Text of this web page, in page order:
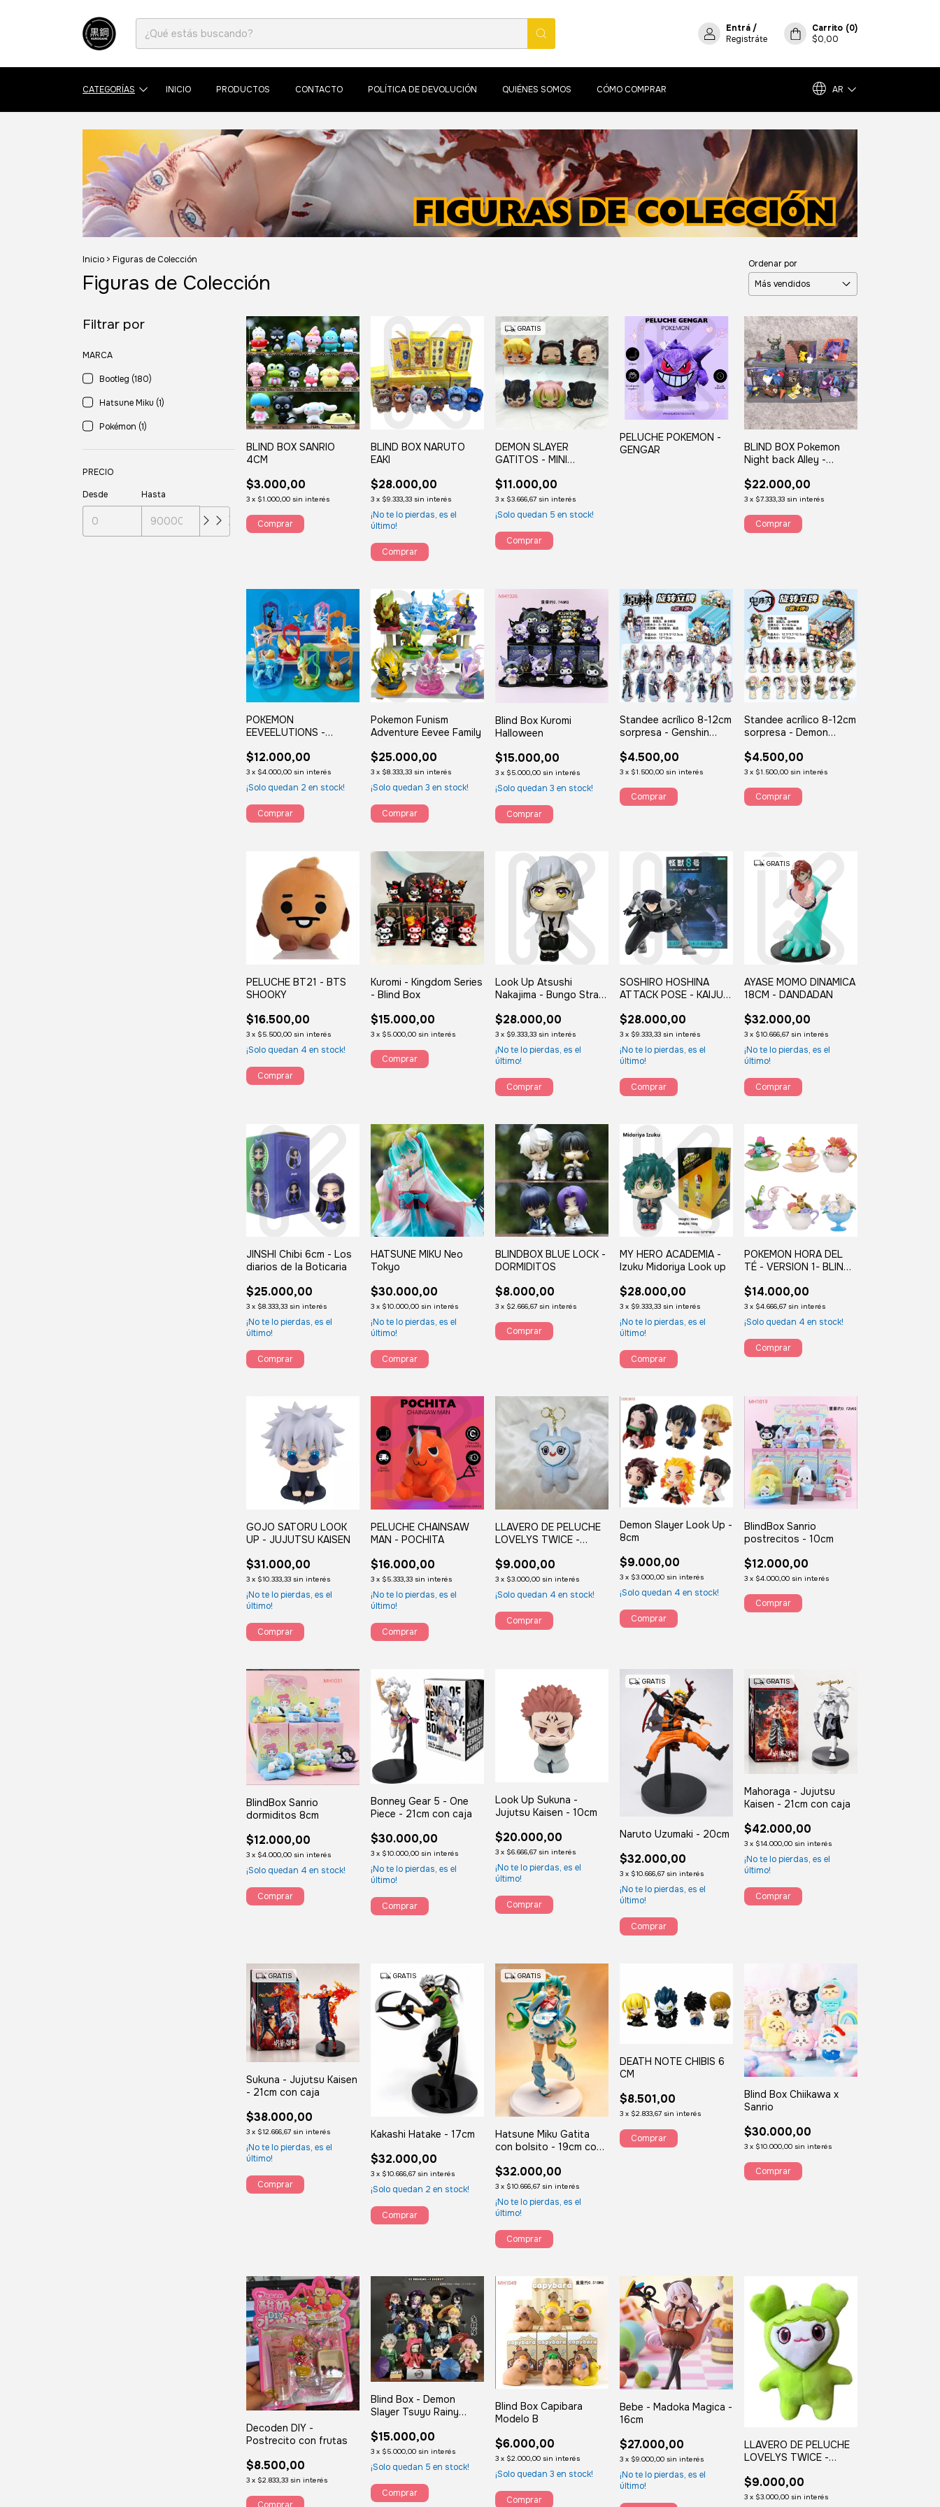
Entrá /
Registráte
Carrito (0)
$0,00
CATEGORÍAS INICIO PRODUCTOS CONTACTO POLÍTICA DE DEVOLUCIÓN QUIÉNES SOMOS CÓMO COMPRAR AR
Inicio > Figuras de Colección
Figuras de Colección
Ordenar por
Filtrar por
MARCA
Bootleg (180)
Hatsune Miku (1)
Pokémon (1)
PRECIO
Desde
Hasta
BLIND BOX SANRIO
4CM
$3.000,00
3 x $1.000,00 sin interés
BLIND BOX NARUTO
EAKI
$28.000,00
3 x $9.333,33 sin interés
¡No te lo pierdas, es el
último!
GRATIS
DEMON SLAYER
GATITOS - MINI
$11.000,00
3 x $3.666,67 sin interés
¡Solo quedan 5 en stock!
PELUCHE POKEMON -
GENGAR
BLIND BOX Pokemon
Night back Alley -
$22.000,00
3 x $7.333,33 sin interés
POKEMON
EEVEELUTIONS -
$12.000,00
3 x $4.000,00 sin interés
¡Solo quedan 2 en stock!
Pokemon Funism
Adventure Eevee Family
$25.000,00
3 x $8.333,33 sin interés
¡Solo quedan3 en stock!
Blind Box Kuromi
Halloween
$15.000,00
3 x $5.000,00 sin interés
¡Solo quedan3 en stock!
Standee acrílico 8-12cm
sorpresa - Genshin
$4.500,00
3 x $1.500,00 sin interés
Standee acrílico 8-12cm
sorpresa - Demon
$4.500,00
3 x $1.500,00 sin interés
PELUCHE BT21 - BTS
SHOOKY
$16.500,00
3 x $5.500,00 sin interés
¡Solo quedan 4 en stock!
Kuromi - Kingdom Series
- Blind Box
$15.000,00
3 x $5.000,00 sin interés
Look Up Atsushi
Nakajima - Bungo Stray
$28.000,00
3 x $9.333,33 sin interés
¡No te lo pierdas, es el
último!
SOSHIRO HOSHINA
ATTACK POSE - KAIJUU
$28.000,00
3 x $9.333,33 sin interés
¡No te lo pierdas, es el
último!
GRATIS
AYASE MOMO DINAMICA
18CM - DANDADAN
$32.000,00
3 x $10.666,67 sin interés
¡No te lo pierdas, es el
último!
JINSHI Chibi 6cm - Los
diarios de la Boticaria
$25.000,00
3 x $8.333,33 sin interés
¡No te lo pierdas, es el
último!
HATSUNE MIKU Neo
Tokyo
$30.000,00
3 x $10.000,00 sin interés
¡No te lo pierdas, es el
último!
BLINDBOX BLUE LOCK -
DORMIDITOS
$8.000,00
3 x $2.666,67 sin interés
MY HERO ACADEMIA -
Izuku Midoriya Look up
$28.000,00
3 x $9.333,33 sin interés
¡No te lo pierdas, es el
último!
POKEMON HORA DEL
TÉ - VERSION 1- BLIND
$14.000,00
3 x $4.666,67 sin interés
¡Solo quedan 4 en stock!
GOJO SATORU LOOK
UP - JUJUTSU KAISEN
$31.000,00
3 x $10.333,33 sin interés
¡No te lo pierdas, es el
último!
PELUCHE CHAINSAW
MAN - POCHITA
$16.000,00
3 x $5.333,33 sin interés
¡No te lo pierdas, es el
último!
LLAVERO DE PELUCHE
LOVELYS TWICE -
$9.000,00
3 x $3.000,00 sin interés
¡Solo quedan 4 en stock!
Demon Slayer Look Up -
8cm
$9.000,00
3 x $3.000,00 sin interés
¡Solo quedan 4 en stock!
BlindBox Sanrio
postrecitos - 10cm
$12.000,00
3 x $4.000,00 sin interés
BlindBox Sanrio
dormiditos 8cm
$12.000,00
3 x $4.000,00 sin interés
¡Solo quedan 4 en stock!
Bonney Gear 5 - One
Piece - 21cm con caja
$30.000,00
3 x $10.000,00 sin interés
¡No te lo pierdas, es el
último!
Look Up Sukuna -
Jujutsu Kaisen - 10cm
$20.000,00
3 x $6.666,67 sin interés
¡No te lo pierdas, es el
último!
GRATIS
Naruto Uzumaki - 20cm
$32.000,00
3 x $10.666,67 sin interés
¡No te lo pierdas, es el
último!
GRATIS
Mahoraga - Jujutsu
Kaisen - 21cm con caja
$42.000,00
3 x $14.000,00 sin interés
¡No te lo pierdas, es el
último!
GRATIS
Sukuna - Jujutsu Kaisen
- 21cm con caja
$38.000,00
3 x $12.666,67 sin interés
¡No te lo pierdas, es el
último!
GRATIS
Kakashi Hatake - 17cm
$32.000,00
3 x $10.666,67 sin interés
¡Solo quedan 2 en stock!
GRATIS
Hatsune Miku Gatita
con bolsito - 19cm con
$32.000,00
3 x $10.666,67 sin interés
¡No te lo pierdas, es el
último!
DEATH NOTE CHIBIS 6
CM
$8.501,00
3 x $2.833,67 sin interés
Blind Box Chiikawa x
Sanrio
$30.000,00
3 x $10.000,00 sin interés
Decoden DIY -
Postrecito con frutas
$8.500,00
3 x $2.833,33 sin interés
Blind Box - Demon
Slayer Tsuyu Rainy
$15.000,00
3 x $5.000,00 sin interés
¡Solo quedan 5 en stock!
Blind Box Capibara
Modelo B
$6.000,00
3 x $2.000,00 sin interés
¡Solo quedan3 en stock!
Bebe - Madoka Magica -
16cm
$27.000,00
3 x $9.000,00 sin interés
¡No te lo pierdas, es el
último!
LLAVERO DE PELUCHE
LOVELYS TWICE -
$9.000,00
3 x $3.000,00 sin interés